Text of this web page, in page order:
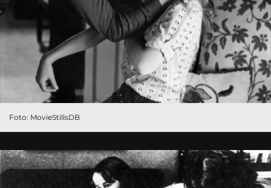
Foto: MovieStillsDB